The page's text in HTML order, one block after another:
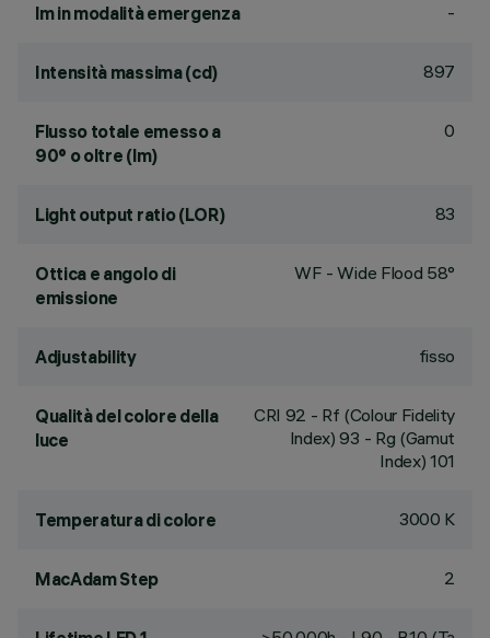
lm in modalità emergenza -
Intensità massima (cd) 897
Flusso totale emesso a
90° o oltre (lm)
0
Light output ratio (LOR) 83
Ottica e angolo di
emissione
WF - Wide Flood 58°
Adjustability fisso
Qualità del colore della
luce
CRI 92 - Rf (Colour Fidelity
Index) 93 - Rg (Gamut
Index) 101
Temperatura di colore 3000 K
MacAdam Step 2